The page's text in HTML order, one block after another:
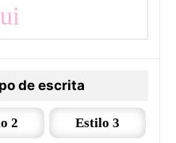
de escrita
2 Estilo 3